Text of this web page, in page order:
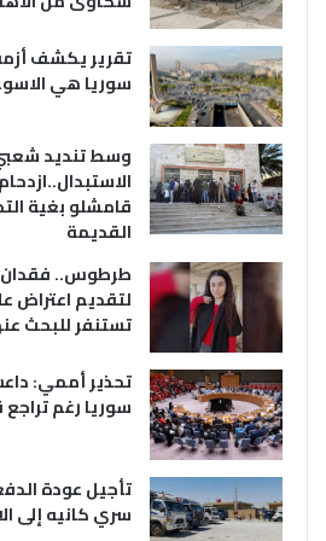
تقرير يكشف
سوريا هي
وسط تنديد
قامشلو بغية
القديمة
طرطوس.. فقدان
لتقديم اعتراض
تستنفر للبحث
تحذير أممي:
سوريا رغم تراجع
تأجيل عودة
سري كانيه إلى